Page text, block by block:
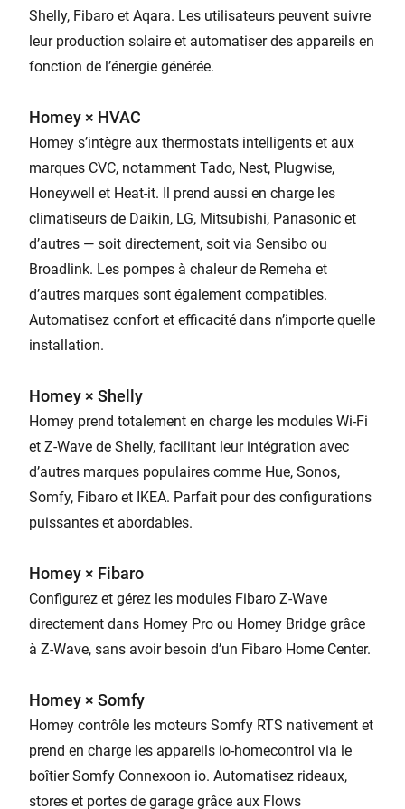
Shelly, Fibaro et Aqara. Les utilisateurs peuvent suivre
leur production solaire et automatiser des appareils en
fonction de l’énergie générée.
Homey × HVAC
Homey s’intègre aux thermostats intelligents et aux
marques CVC, notamment Tado, Nest, Plugwise,
Honeywell et Heat-it. Il prend aussi en charge les
climatiseurs de Daikin, LG, Mitsubishi, Panasonic et
d’autres — soit directement, soit via Sensibo ou
Broadlink. Les pompes à chaleur de Remeha et
d’autres marques sont également compatibles.
Automatisez confort et efficacité dans n’importe quelle
installation.
Homey × Shelly
Homey prend totalement en charge les modules Wi-Fi
et Z-Wave de Shelly, facilitant leur intégration avec
d’autres marques populaires comme Hue, Sonos,
Somfy, Fibaro et IKEA. Parfait pour des configurations
puissantes et abordables.
Homey × Fibaro
Configurez et gérez les modules Fibaro Z-Wave
directement dans Homey Pro ou Homey Bridge grâce
à Z-Wave, sans avoir besoin d’un Fibaro Home Center.
Homey × Somfy
Homey contrôle les moteurs Somfy RTS nativement et
prend en charge les appareils io-homecontrol via le
boîtier Somfy Connexoon io. Automatisez rideaux,
stores et portes de garage grâce aux Flows